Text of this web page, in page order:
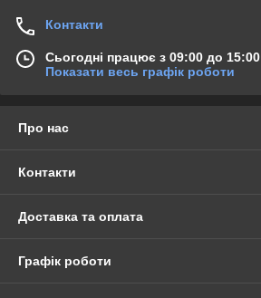
Контакти
Сьогодні працює з 09:00 до 15:00
Показати весь графік роботи
Про нас
Контакти
Доставка та оплата
Графік роботи